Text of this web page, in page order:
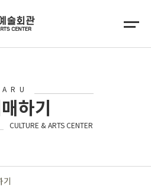
하기
CULTURE & ARTS CENTER
기